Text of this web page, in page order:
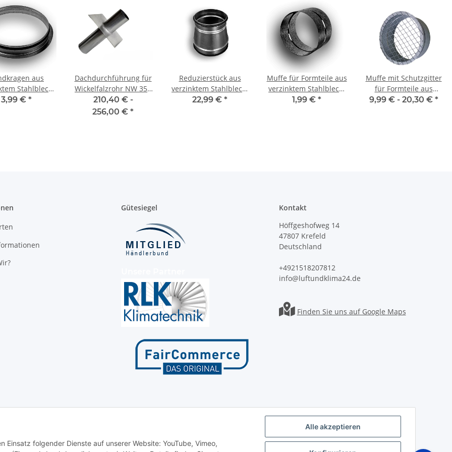
Alle akzeptieren
Einsatz folgender Dienste auf unserer Website: YouTube, Vimeo,
aus
Stahlblech,
Ø 80-400
3,99 € *
Dachdurchführung für
Wickelfalzrohr NW 355
mm 0° - 45° zweiseitig
210,40 € -
256,00 € *
Reduzierstück aus
verzinktem Stahlblech,
symmetrisch, mit
22,99 € *
Muffe für Formteile aus
verzinktem Stahlblech,
Ø 80-500 mm, Lüftung
1,99 € *
Muffe mit Schutzgitter
für Formteile aus
verzinktem Stahlblech,
9,99 € - 20,30 € *
Gütesiegel
Kontakt
Höffgeshofweg 14
47807 Krefeld
Deutschland
+4921518207812
info@luftundklima24.de
Finden Sie uns auf Google Maps